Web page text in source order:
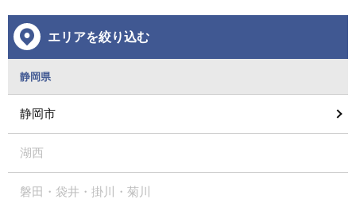
エリアを絞り込む
静岡県
静岡市
湖西
磐田・袋井・掛川・菊川